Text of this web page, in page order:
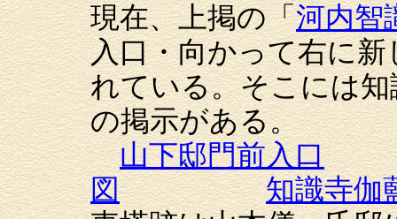
現在、上掲の「河内智
入口・向かって右に
れている。そこには
の掲示がある。
山下邸門前入口
図
知識寺伽